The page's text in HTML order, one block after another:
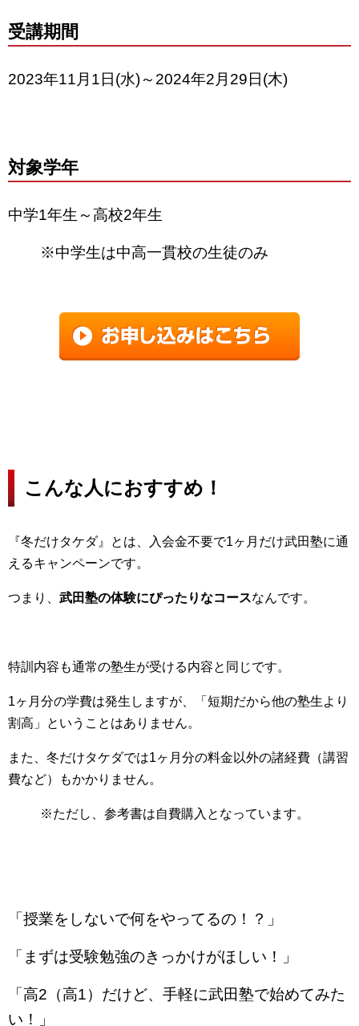
受講期間
2023年11月1日(水)～2024年2月29日(木)
対象学年
中学1年生～高校2年生
※中学生は中高一貫校の生徒のみ
こんな人におすすめ！
『冬だけタケダ』とは、入会金不要で1ヶ月だけ武田塾に通
えるキャンペーンです。
つまり、 武田塾の体験にぴったりなコースなんです。
特訓内容も通常の塾生が受ける内容と同じです。
1ヶ月分の学費は発生しますが、「短期だから他の塾生より
割高」ということはありません。
また、冬だけタケダでは1ヶ月分の料金以外の諸経費（講習
費など）もかかりません。
※ただし、参考書は自費購入となっています。
「授業をしないで何をやってるの！？」
「まずは受験勉強のきっかけがほしい！」
「高2（高1）だけど、手軽に武田塾で始めてみた
い！」